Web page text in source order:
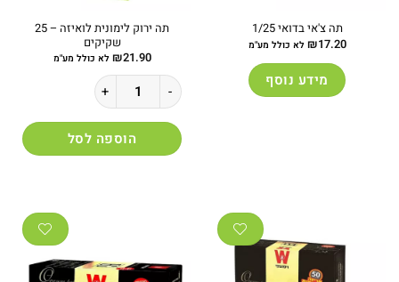
תה צ'אי בדואי 1/25
₪17.20 לא כולל מע"מ
מידע נוסף
תה ירוק לימונית לואיזה – 25
שקיקים
₪21.90 לא כולל מע"מ
כמות של תה ירוק לימונית לואיזה - 25 שקיקים
הוספה לסל